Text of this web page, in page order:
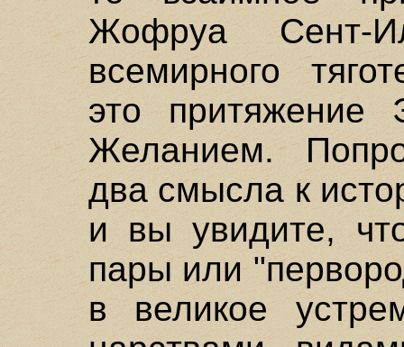
Жофруа Сент-
всемирного
это
Желанием.
два смысла к
и вы увидите,
пары или
в великое